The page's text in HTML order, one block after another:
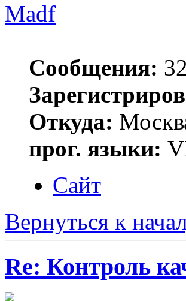
Madf
Сообщения:
Откуда:
прог. языки:
Сайт
Вернуться к
Re: Контроль